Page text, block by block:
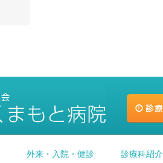
外来・入院・健診 診療科紹介